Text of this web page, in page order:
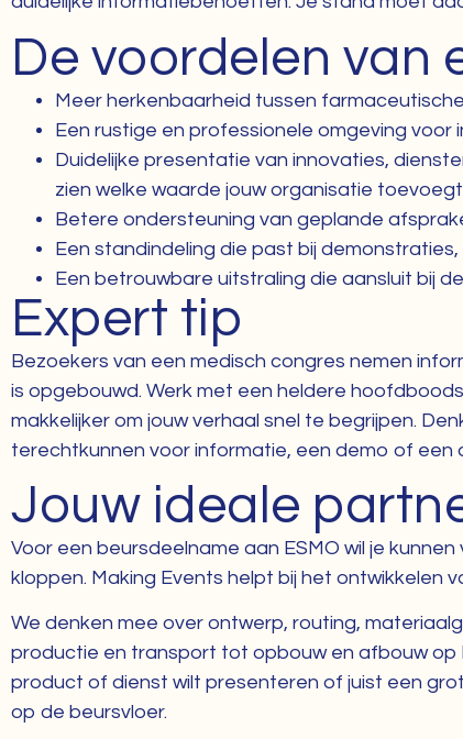
De voordelen van
Meer herkenbaarheid tussen
Een rustige en professionele omgeving
Duidelijke presentatie van innovaties,
zien welke waarde jouw organisatie
Betere ondersteuning van geplande
Een standindeling die past bij
Een betrouwbare uitstraling die aansluit bij
Expert tip
Bezoekers van een medisch congres nemen
is opgebouwd. Werk met een heldere
makkelijker om jouw verhaal snel te begrijpen.
terechtkunnen voor informatie, een demo of een
Jouw ideale
Voor een beursdeelname aan ESMO wil je
kloppen. Making Events helpt bij het ontwikkelen
We denken mee over ontwerp, routing,
productie en transport tot opbouw en afbouw op
product of dienst wilt presenteren of juist een
op de beursvloer.